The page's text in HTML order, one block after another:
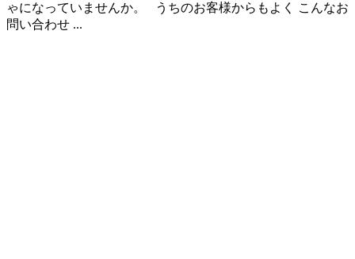
ゃになっていませんか。 うちのお客様からもよく こんなお
問い合わせ ...